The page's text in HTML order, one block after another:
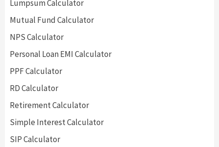
Lumpsum Calculator
Mutual Fund Calculator
NPS Calculator
Personal Loan EMI Calculator
PPF Calculator
RD Calculator
Retirement Calculator
Simple Interest Calculator
SIP Calculator